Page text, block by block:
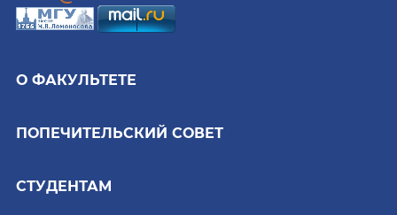
О ФАКУЛЬТЕТЕ
ПОПЕЧИТЕЛЬСКИЙ СОВЕТ
СТУДЕНТАМ